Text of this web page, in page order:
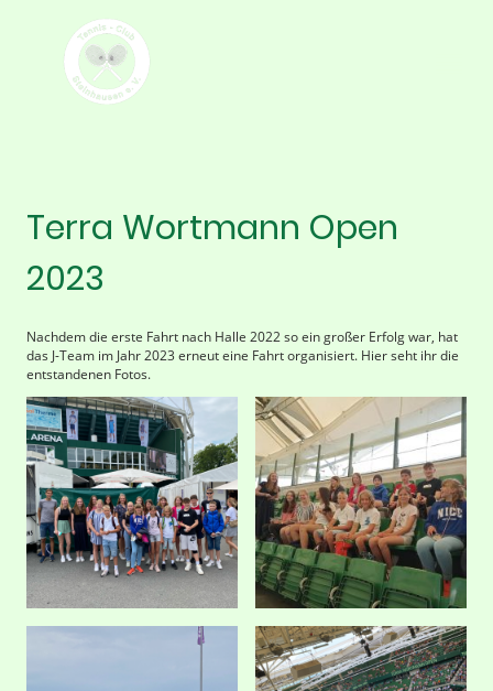
Terra Wortmann Open
2023
Nachdem die erste Fahrt nach Halle 2022 so ein großer Erfolg war, hat
das J-Team im Jahr 2023 erneut eine Fahrt organisiert. Hier seht ihr die
entstandenen Fotos.